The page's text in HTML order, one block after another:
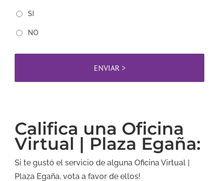
SI
NO
Califica una Oficina
Virtual | Plaza Egaña:
Si te gustó el servicio de alguna Oficina Virtual |
Plaza Egaña, vota a favor de ellos!